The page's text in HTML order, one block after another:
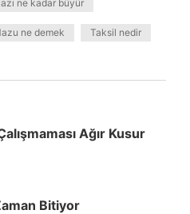
ne kadar büyür
ne demek Taksil nedir
Ağır Kusur
Bitiyor